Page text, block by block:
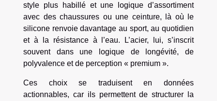
style plus habillé et une logique d’assortiment
avec des chaussures ou une ceinture, là où le
silicone renvoie davantage au sport, au quotidien
et à la résistance à l’eau. L’acier, lui, s’inscrit
souvent dans une logique de longévité, de
polyvalence et de perception « premium ».
Ces choix se traduisent en données
actionnables, car ils permettent de structurer la